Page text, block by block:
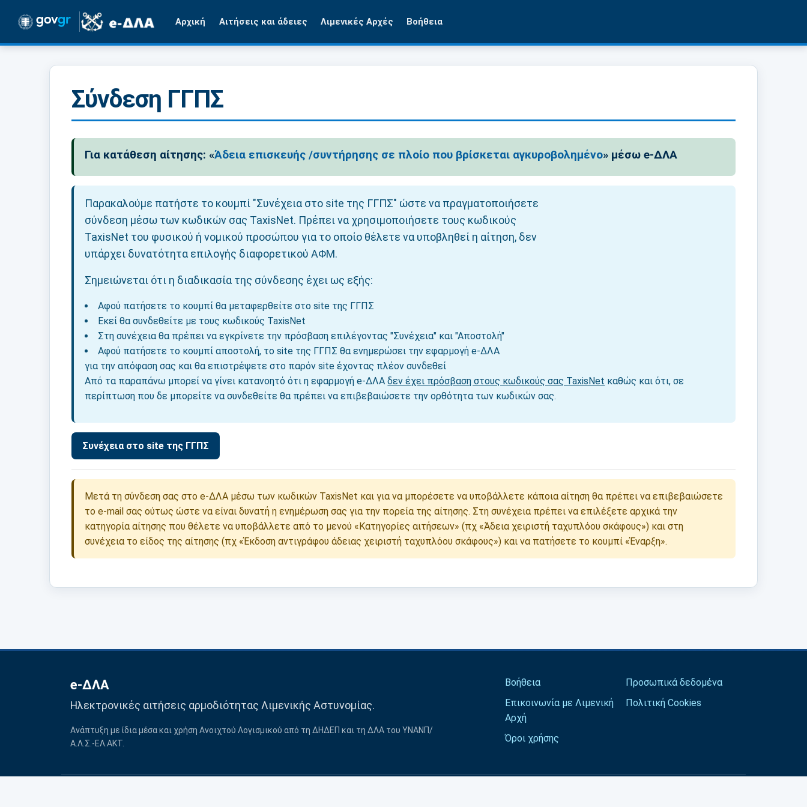
Αρχική Αιτήσεις και άδειες Λιμενικές Αρχές Βοήθεια
Σύνδεση ΓΓΠΣ
Για κατάθεση αίτησης: «Άδεια επισκευής /συντήρησης σε πλοίο που βρίσκεται αγκυροβολημένο» μέσω e-ΔΛΑ
Παρακαλούμε πατήστε το κουμπί "Συνέχεια στο site της ΓΓΠΣ" ώστε να πραγματοποιήσετε
σύνδεση μέσω των κωδικών σας TaxisNet. Πρέπει να χρησιμοποιήσετε τους κωδικούς
TaxisNet του φυσικού ή νομικού προσώπου για το οποίο θέλετε να υποβληθεί η αίτηση, δεν
υπάρχει δυνατότητα επιλογής διαφορετικού ΑΦΜ.
Σημειώνεται ότι η διαδικασία της σύνδεσης έχει ως εξής:
Αφού πατήσετε το κουμπί θα μεταφερθείτε στο site της ΓΓΠΣ
Εκεί θα συνδεθείτε με τους κωδικούς TaxisNet
Στη συνέχεια θα πρέπει να εγκρίνετε την πρόσβαση επιλέγοντας "Συνέχεια" και "Αποστολή"
Αφού πατήσετε το κουμπί αποστολή, το site της ΓΓΠΣ θα ενημερώσει την εφαρμογή e-ΔΛΑ
για την απόφαση σας και θα επιστρέψετε στο παρόν site έχοντας πλέον συνδεθεί
Από τα παραπάνω μπορεί να γίνει κατανοητό ότι η εφαρμογή e-ΔΛΑδεν έχει πρόσβαση στους κωδικούς σας TaxisNet καθώς και ότι, σε
περίπτωση που δε μπορείτε να συνδεθείτε θα πρέπει να επιβεβαιώσετε την ορθότητα των κωδικών σας.
Μετά τη σύνδεση σας στο e-ΔΛΑ μέσω των κωδικών TaxisNet και για να μπορέσετε να υποβάλλετε κάποια αίτηση θα πρέπει να επιβεβαιώσετε
το e-mail σας ούτως ώστε να είναι δυνατή η ενημέρωση σας για την πορεία της αίτησης. Στη συνέχεια πρέπει να επιλέξετε αρχικά την
κατηγορία αίτησης που θέλετε να υποβάλλετε από το μενού «Κατηγορίες αιτήσεων» (πχ «Άδεια χειριστή ταχυπλόου σκάφους») και στη
συνέχεια το είδος της αίτησης (πχ «Έκδοση αντιγράφου άδειας χειριστή ταχυπλόου σκάφους») και να πατήσετε το κουμπί «Έναρξη».
e-ΔΛΑ
Ηλεκτρονικές αιτήσεις αρμοδιότητας Λιμενικής Αστυνομίας.
Ανάπτυξη με ίδια μέσα και χρήση Ανοιχτού Λογισμικού από τη ΔΗΔΕΠ και τη ΔΛΑ του ΥΝΑΝΠ/
Α.Λ.Σ.-ΕΛ.ΑΚΤ.
Βοήθεια
Επικοινωνία με Λιμενική
Αρχή
Όροι χρήσης
Προσωπικά δεδομένα
Πολιτική Cookies